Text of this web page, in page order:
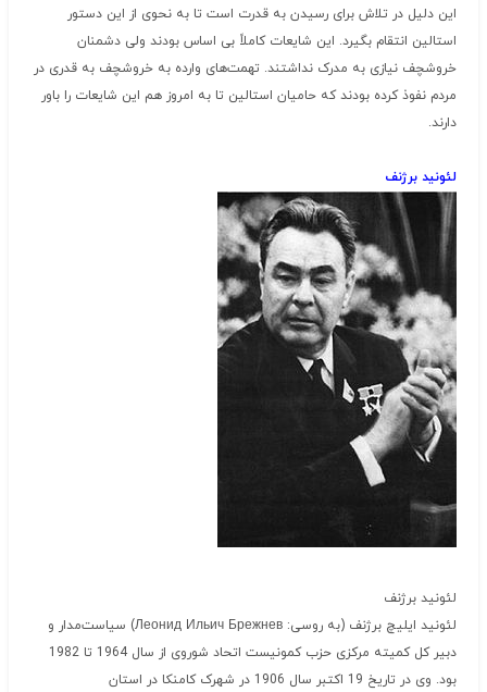
این دلیل در تلاش برای رسیدن به قدرت است تا به نحوی از این دستور
استالین انتقام بگیرد. این شایعات کاملاً بی اساس بودند ولی دشمنان
خروشچف نیازی به مدرک نداشتند. تهمت‌های وارده به خروشچف به قدری در
مردم نفوذ کرده بودند که حامیان استالین تا به امروز هم این شایعات را باور
دارند.
لئونید برژنف
لئونید برژنف
لئونید ایلیچ برژنف (به روسی: Леонид Ильич Брежнев) سیاست‌مدار و
دبیر کل کمیته مرکزی حزب کمونیست اتحاد شوروی از سال 1964 تا 1982
بود. وی در تاریخ 19 اکتبر سال 1906 در شهرک کامنکا در استان